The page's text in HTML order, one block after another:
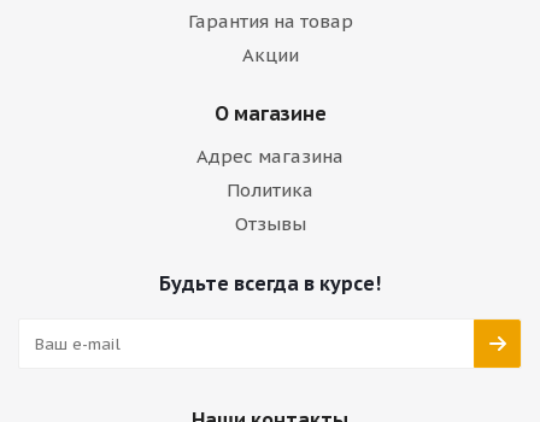
Гарантия на товар
Акции
О магазине
Адрес магазина
Политика
Отзывы
Будьте всегда в курсе!